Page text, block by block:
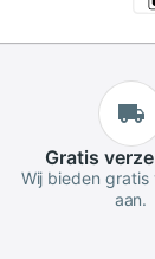
Gratis
Wij bieden gratis
aan.